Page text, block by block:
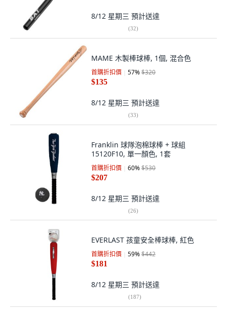
8/12 星期三 預計送達
(32)
MAME 木製棒球棒, 1個, 混合色
首購折扣價 57%$320
$135
8/12 星期三 預計送達
(33)
Franklin 球隊泡棉球棒 + 球組
15120F10, 單一顏色, 1套
首購折扣價 60%$530
$207
8/12 星期三 預計送達
(26)
EVERLAST 孩童安全棒球棒, 紅色
首購折扣價 59%$442
$181
8/12 星期三 預計送達
(187)